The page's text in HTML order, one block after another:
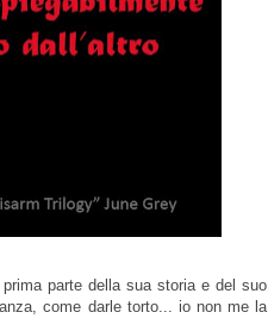
parte della sua storia e del suo
come darle torto... io non me la